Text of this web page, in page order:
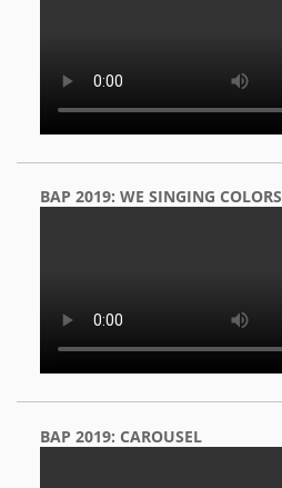
BAP 2019: WE SINGING COLORS
BAP 2019: CAROUSEL